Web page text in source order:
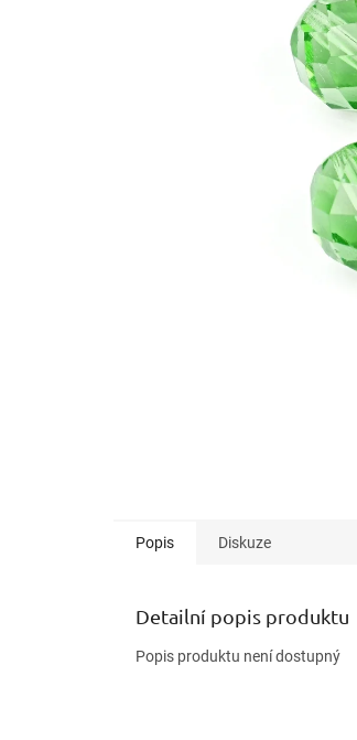
Popis Diskuze
Detailní popis produktu
Popis produktu není dostupný